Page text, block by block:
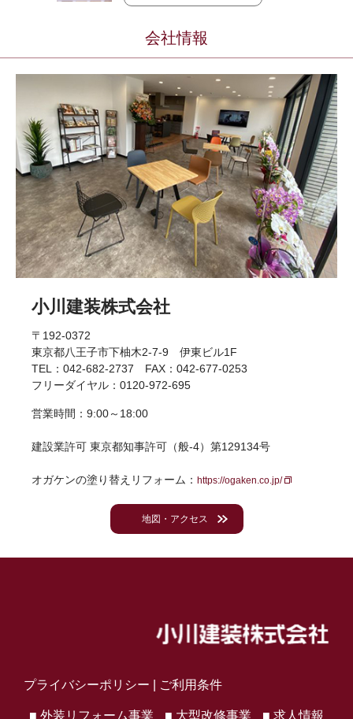
会社情報
小川建装株式会社
〒192-0372
東京都八王子市下柚木2-7-9 伊東ビル1F
TEL：042-682-2737 FAX：042-677-0253
フリーダイヤル：0120-972-695
営業時間：9:00～18:00
建設業許可 東京都知事許可（般-4）第129134号
オガケンの塗り替えリフォーム： https://ogaken.co.jp/
地図・アクセス
プライバシーポリシー ご利用条件
■ 外装リフォーム事業 ■ 大型改修事業 ■ 求人情報